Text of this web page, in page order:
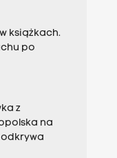
książkach.
po
z
na
odkrywa